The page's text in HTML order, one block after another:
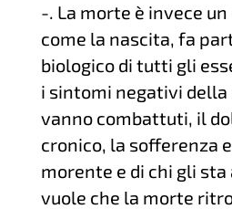
-. La morte è invece
come la nascita, fa
biologico di tutti gli
i sintomi negativi
vanno combattuti, il
cronico, la sofferenza
morente e di chi gli sta
vuole che la morte